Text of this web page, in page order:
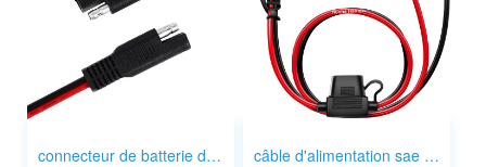
connecteur de batterie de moto sae câble d'alimentation sae 2p